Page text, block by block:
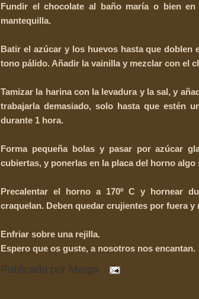
Fundir el chocolate al baño maría o bien
mantequilla.
Batir el azúcar y los huevos hasta que doblen
tono pálido. Añadir la vainilla y mezclar con el
Tamizar la harina con la levadura y la sal, y
trabajarla demasiado, solo hasta que estén
durante 1 hora.
Forma pequeña bolas y pasar por azúcar
cubiertas, y ponerlas en la placa del horno algo
Precalentar el horno a 170º C y hornear
craquelan. Deben quedar crujientes por fuera
Enfriar sobre una rejilla.
Espero que os guste, a nosotros nos encantan.
Publicado por Marga